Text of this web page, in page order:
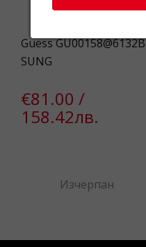
Guess GU00158@6132B
SUNG
€81.00 /
158.42лв.
Изчерпан